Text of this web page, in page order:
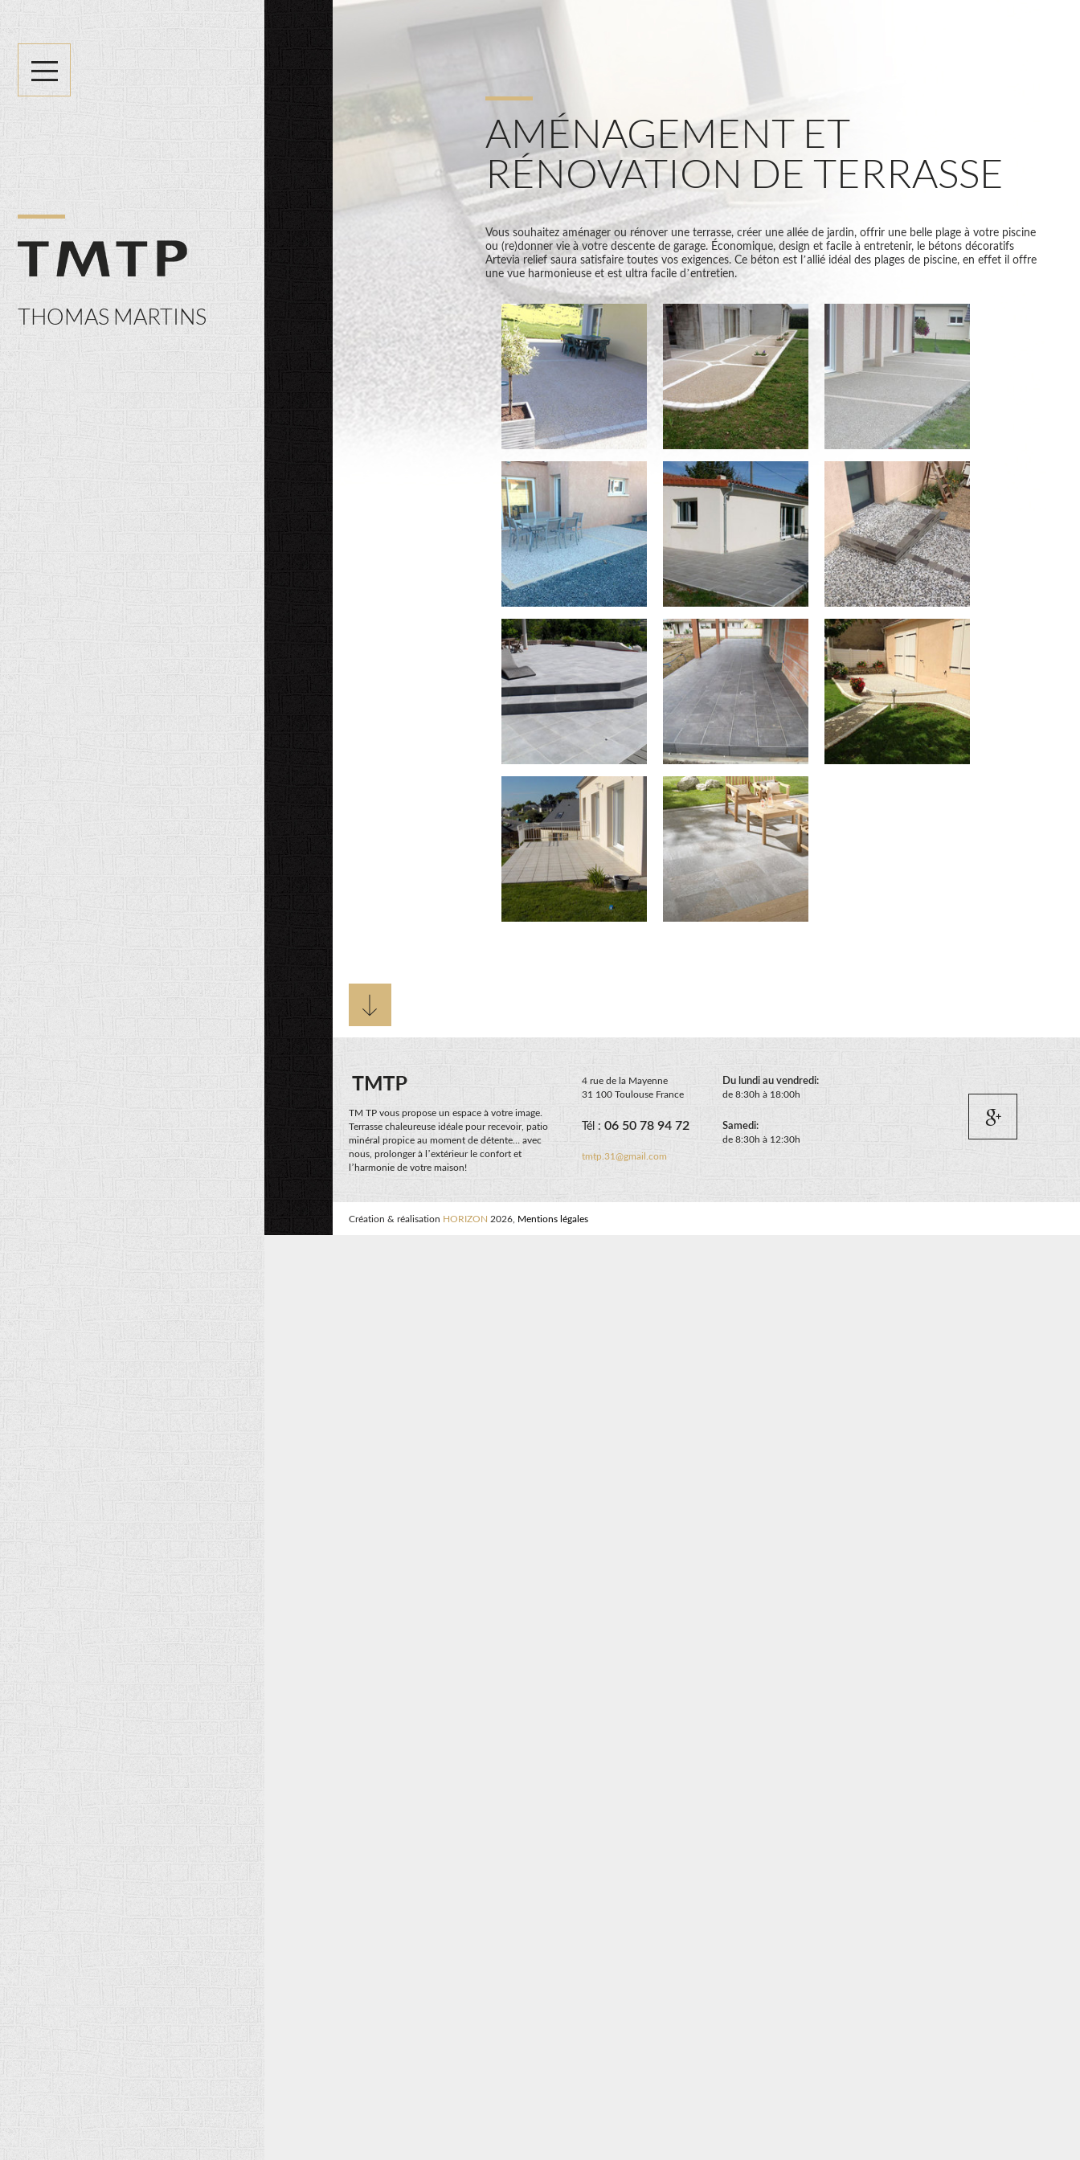
THOMAS MARTINS
SPÉCIALISTE
RÉNOVATION
INTÉRIEURE
AMÉNAGEMENT ET
RÉNOVATION DE TERRASSE
Vous souhaitez aménager ou rénover une terrasse, créer une allée de jardin, offrir une belle plage à votre piscine
ou (re)donner vie à votre descente de garage. Économique, design et facile à entretenir, le bétons décoratifs
Artevia relief saura satisfaire toutes vos exigences. Ce béton est l’allié idéal des plages de piscine, en effet il offre
une vue harmonieuse et est ultra facile d’entretien.
TM TP vous propose un espace à votre image.
Terrasse chaleureuse idéale pour recevoir, patio
minéral propice au moment de détente… avec
nous, prolonger à l’extérieur le confort et
l’harmonie de votre maison!
4 rue de la Mayenne
31 100 Toulouse France
Tél : 06 50 78 94 72
tmtp.31@gmail.com
Du lundi au vendredi:
de 8:30h à 18:00h
Samedi:
de 8:30h à 12:30h
Création & réalisation HORIZON 2026, Mentions légales